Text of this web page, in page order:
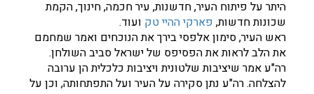
היתר על פיתוח העיר, חדשנות, עיר חכמה, חינוך, הקמת
שכונות חדשות, פארקי ההיי טק ועוד.
ראש העיר, סימון אלפסי בירך את הנוכחים ואמר שמחמם
את הלב לראות את הפסיפס של ישראל סביב השולחן.
רה"ע אמר שיציבות שלטונית ויציבות כלכלית הן ערובה
להצלחה. רה"ע נתן סקירה על העיר ועל התפתחותה, וכן על